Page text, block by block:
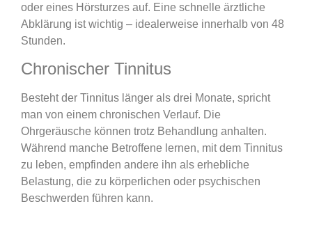
oder eines Hörsturzes auf. Eine schnelle ärztliche
Abklärung ist wichtig – idealerweise innerhalb von 48
Stunden.
Chronischer Tinnitus
Besteht der Tinnitus länger als drei Monate, spricht
man von einem chronischen Verlauf. Die
Ohrgeräusche können trotz Behandlung anhalten.
Während manche Betroffene lernen, mit dem Tinnitus
zu leben, empfinden andere ihn als erhebliche
Belastung, die zu körperlichen oder psychischen
Beschwerden führen kann.